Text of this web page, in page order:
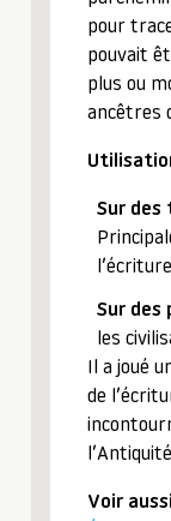
pour
pouvait
plus ou
ancêtres
Sur des
Sur des
les
Il a joué
de
Voir